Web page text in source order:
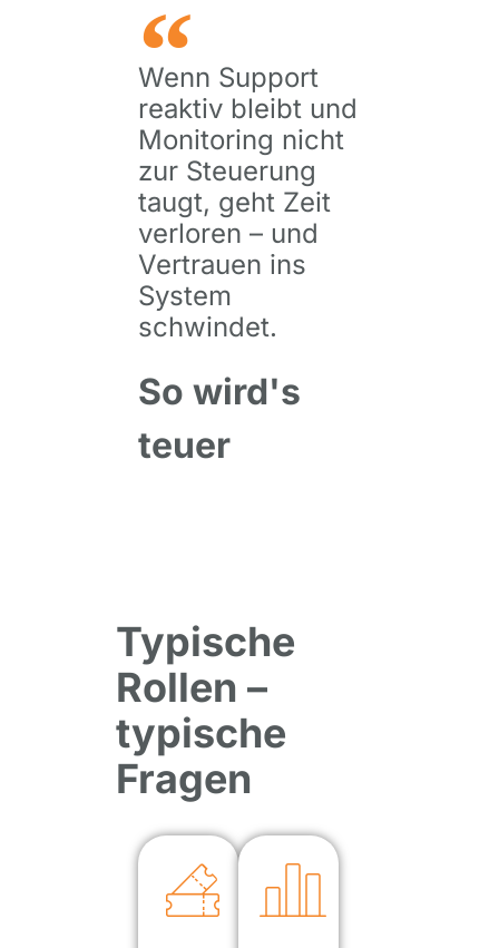
Wenn Support
reaktiv bleibt und
Monitoring nicht
zur Steuerung
taugt, geht Zeit
verloren – und
Vertrauen ins
System
schwindet.
So wird's
teuer
Typische
Rollen –
typische
Fragen